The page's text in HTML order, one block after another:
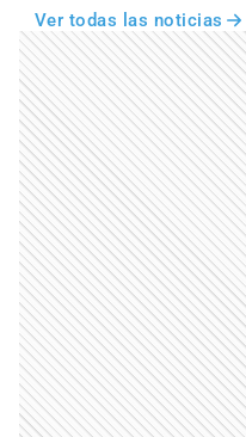
Ver todas las noticias